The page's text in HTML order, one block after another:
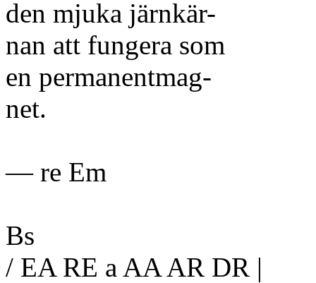
den mjuka järnkär-
nan att fungera som
en permanentmag-
net.
— re Em
Bs
/ EA RE a AA AR DR |